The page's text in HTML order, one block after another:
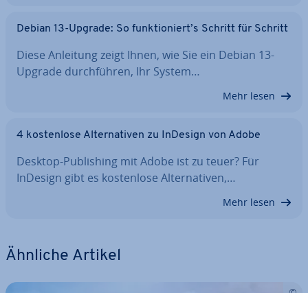
Debian 13-Upgrade: So funk­tio­niert’s Schritt für Schritt
Diese Anleitung zeigt Ihnen, wie Sie ein Debian 13-
Upgrade durch­füh­ren, Ihr System…
Mehr lesen
4 kos­ten­lo­se Al­ter­na­ti­ven zu InDesign von Adobe
Desktop-Pu­bli­shing mit Adobe ist zu teuer? Für
InDesign gibt es kos­ten­lo­se Al­ter­na­ti­ven,…
Mehr lesen
Ähnliche Artikel